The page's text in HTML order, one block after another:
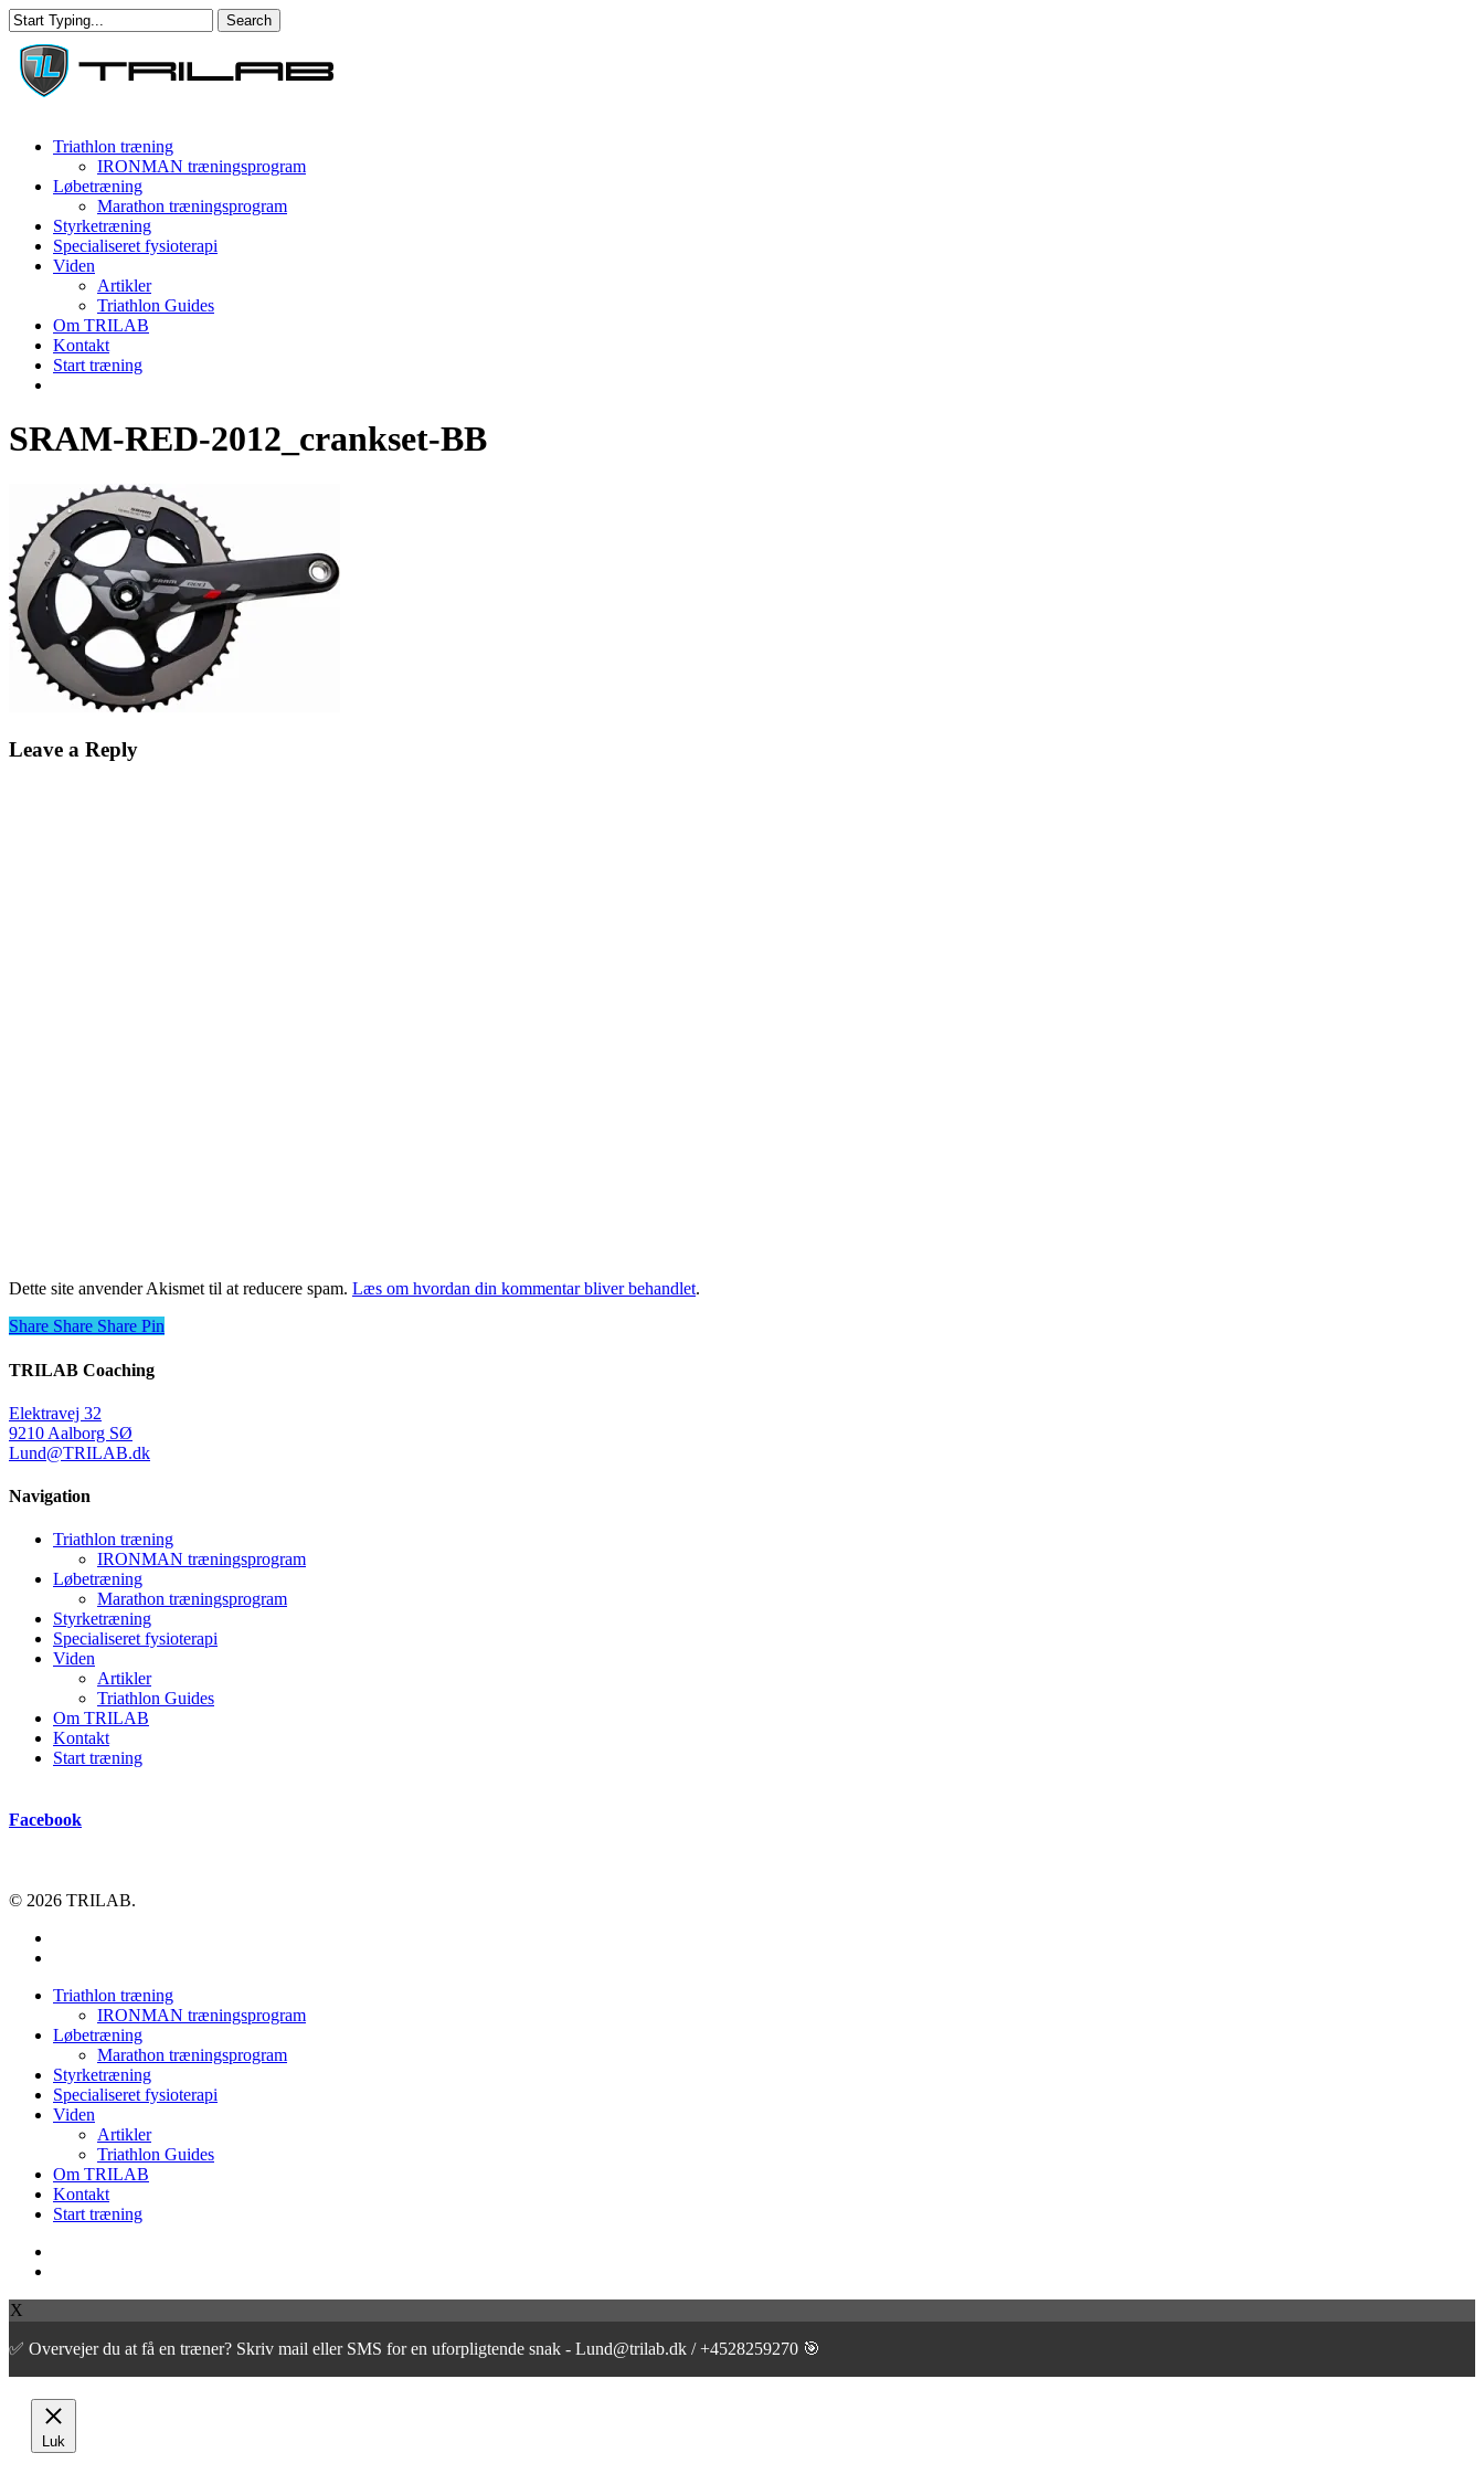
Skip
to
main
content
Search
Close
Search
Menu
Triathlon træning
IRONMAN træningsprogram
Løbetræning
Marathon træningsprogram
Styrketræning
Specialiseret fysioterapi
Viden
Artikler
Triathlon Guides
Om TRILAB
Kontakt
Start træning
SRAM-RED-2012_crankset-BB
Leave a Reply
Dette site anvender Akismet til at reducere spam. Læs om hvordan din kommentar bliver behandlet.
Share
Share Share Share Pin
TRILAB Coaching
Elektravej 32
9210 Aalborg SØ
Lund@TRILAB.dk
Navigation
Triathlon træning
IRONMAN træningsprogram
Løbetræning
Marathon træningsprogram
Styrketræning
Specialiseret fysioterapi
Viden
Artikler
Triathlon Guides
Om TRILAB
Kontakt
Start træning
Facebook
© 2026 TRILAB.
Close
Triathlon træning
IRONMAN træningsprogram
Løbetræning
Marathon træningsprogram
Styrketræning
Specialiseret fysioterapi
Viden
Artikler
Triathlon Guides
Om TRILAB
Kontakt
Start træning
X
✅ Overvejer du at få en træner? Skriv mail eller SMS for en uforpligtende snak - Lund@trilab.dk / +4528259270 🎯
Luk